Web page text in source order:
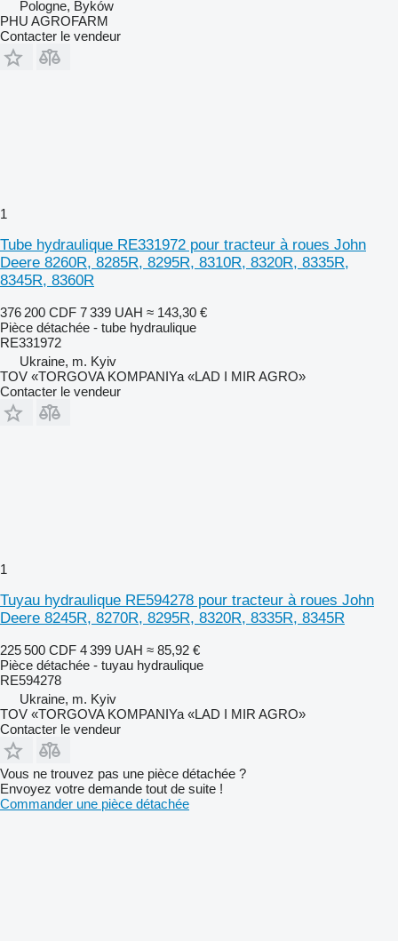
Pologne, Byków
PHU AGROFARM
Contacter le vendeur
1
Tube hydraulique RE331972 pour tracteur à roues John
Deere 8260R, 8285R, 8295R, 8310R, 8320R, 8335R,
8345R, 8360R
376 200 CDF 7 339 UAH ≈ 143,30 €
Pièce détachée - tube hydraulique
RE331972
Ukraine, m. Kyiv
TOV «TORGOVA KOMPANIYa «LAD I MIR AGRO»
Contacter le vendeur
1
Tuyau hydraulique RE594278 pour tracteur à roues John
Deere 8245R, 8270R, 8295R, 8320R, 8335R, 8345R
225 500 CDF 4 399 UAH ≈ 85,92 €
Pièce détachée - tuyau hydraulique
RE594278
Ukraine, m. Kyiv
TOV «TORGOVA KOMPANIYa «LAD I MIR AGRO»
Contacter le vendeur
Vous ne trouvez pas une pièce détachée ?
Envoyez votre demande tout de suite !
Commander une pièce détachée